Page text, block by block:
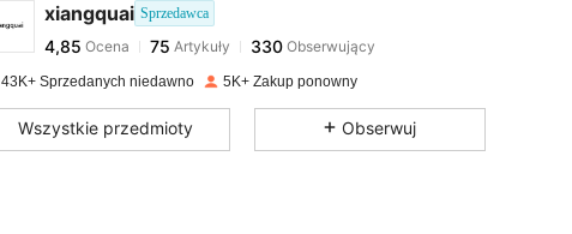
xiangquai Sprzedawca
4,85 Ocena 75Artykuły
4***7 zapłacono1 dzień temu
43K+ Sprzedanych niedawno 5K+ Zakup ponowny
Wszystkie przedmioty Obserwuj